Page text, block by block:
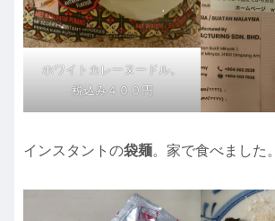
ホワイトカレーヌードル。
税込み４００円
インスタントの袋麺。家で食べました。